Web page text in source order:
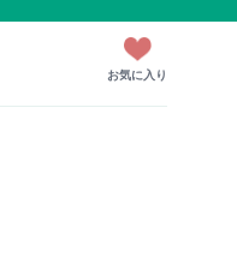
お気に入り